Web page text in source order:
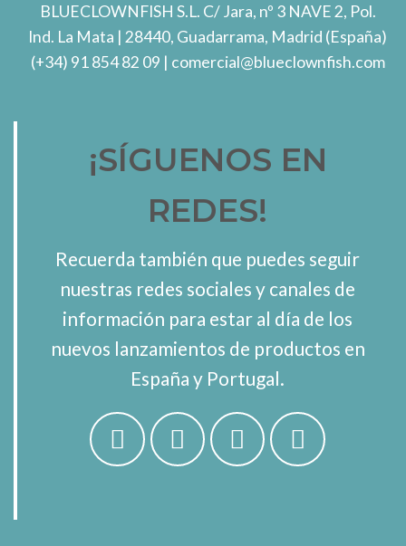
BLUECLOWNFISH S.L. C/ Jara, nº 3 NAVE 2, Pol.
Ind. La Mata | 28440, Guadarrama, Madrid (España)
(+34) 91 854 82 09 | comercial@blueclownfish.com
¡SÍGUENOS EN
REDES!
Recuerda también que puedes seguir
nuestras redes sociales y canales de
información para estar al día de los
nuevos lanzamientos de productos en
España y Portugal.